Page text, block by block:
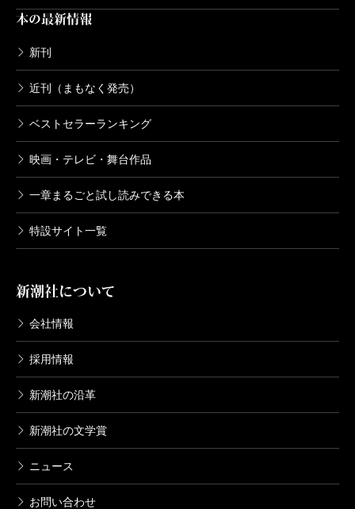
本の最新情報
新刊
近刊（まもなく発売）
ベストセラーランキング
映画・テレビ・舞台作品
一章まるごと試し読みできる本
特設サイト一覧
新潮社について
会社情報
採用情報
新潮社の沿革
新潮社の文学賞
ニュース
お問い合わせ